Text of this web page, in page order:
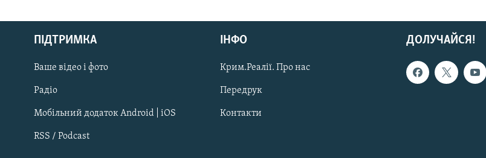
Русский
Qırımtatar
ДОЛУЧАЙСЯ!
ДОЛУЧАЙСЯ!
ПІДТРИМКА
Ваше відео і фото
Радіо
Мобільний додаток Android | iOS
RSS / Podcast
ІНФО
Крим.Реалії. Про нас
Передрук
Контакти